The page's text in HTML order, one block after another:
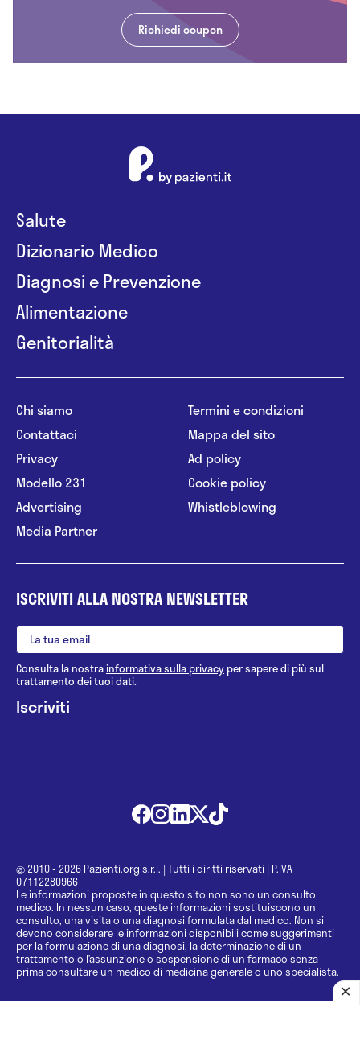
Richiedi coupon
Salute
Dizionario Medico
Diagnosi e Prevenzione
Alimentazione
Genitorialità
Chi siamo
Contattaci
Privacy
Modello 231
Advertising
Media Partner
Termini e condizioni
Mappa del sito
Ad policy
Cookie policy
Whistleblowing
ISCRIVITI ALLA NOSTRA NEWSLETTER
Consulta la nostrainformativa sulla privacy per sapere di più sul
trattamento dei tuoi dati.
@ 2010 - 2026 Pazienti.org s.r.l. | Tutti i diritti riservati | P.IVA
07112280966
Le informazioni proposte in questo sito non sono un consulto
medico. In nessun caso, queste informazioni sostituiscono un
consulto, una visita o una diagnosi formulata dal medico. Non si
devono considerare le informazioni disponibili come suggerimenti
per la formulazione di una diagnosi, la determinazione di un
trattamento o l’assunzione o sospensione di un farmaco senza
prima consultare un medico di medicina generale o uno specialista.